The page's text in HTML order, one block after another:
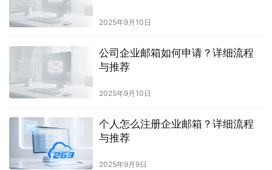
2025年9月10日
公司企业邮箱如何申请？详细流程
与推荐
2025年9月10日
个人怎么注册企业邮箱？详细流程
与推荐
2025年9月9日